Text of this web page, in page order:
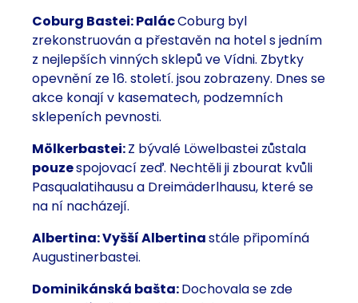
Coburg Bastei: PalácCoburg byl
zrekonstruován a přestavěn na hotel s jedním
z nejlepších vinných sklepů ve Vídni. Zbytky
opevnění ze 16. století. jsou zobrazeny. Dnes se
akce konají v kasematech, podzemních
sklepeních pevnosti.
Mölkerbastei:Z bývalé Löwelbastei zůstala
pouzespojovací zeď. Nechtěli ji zbourat kvůli
Pasqualatihausu a Dreimäderlhausu, které se
na ní nacházejí.
Albertina: Vyšší Albertinastále připomíná
Augustinerbastei.
Dominikánská bašta:Dochovala se zde